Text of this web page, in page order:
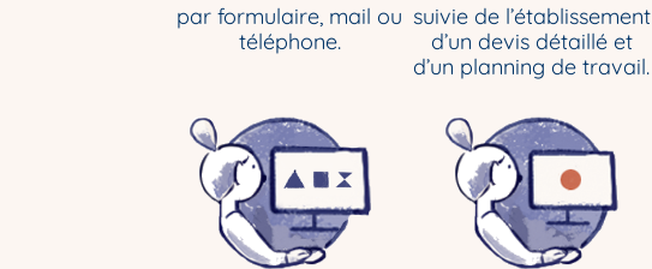
par formulaire, mail ou
téléphone.
suivie de l’établissement
d’un devis détaillé et
d’un planning de travail.